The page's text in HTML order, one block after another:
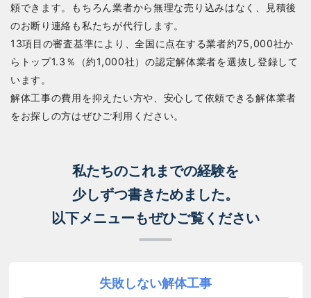
頼できます。もちろん業者から無理な売り込みはなく、見積後
のお断り連絡も私たちが代行します。
13項目の審査基準により、全国に点在する業者約75,000社か
らトップ1.3％（約1,000社）の認定解体業者を選抜し登録して
います。
解体工事の費用を抑えたい方や、安心して依頼できる解体業者
をお探しの方はぜひご利用ください。
私たちのこれまでの経験を
少しずつ書きためました。
以下メニューもぜひご覧ください
失敗しない解体工事